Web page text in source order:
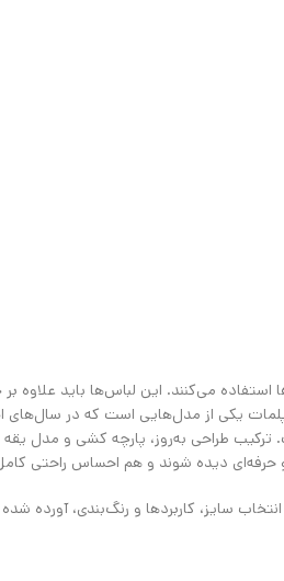
استفاده می‌کنند. این لباس‌ها باید
یکی از مدل‌هایی است که در سال‌های
ترکیب طراحی به‌روز، پارچه کشی و مدل یقه
و حرفه‌ای دیده شوند و هم احساس راحتی
سایز، کاربردها و رنگ‌بندی، آورده